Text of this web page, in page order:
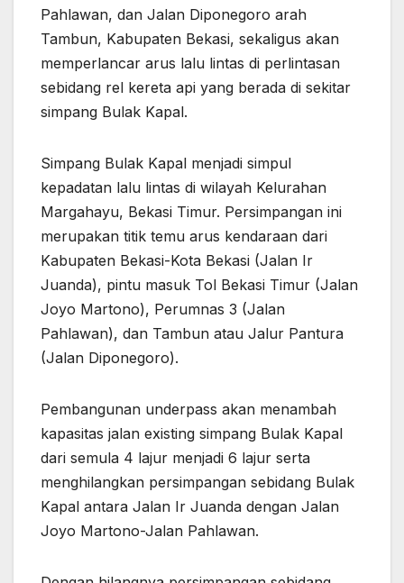
Pahlawan, dan Jalan Diponegoro arah
Tambun, Kabupaten Bekasi, sekaligus akan
memperlancar arus lalu lintas di perlintasan
sebidang rel kereta api yang berada di sekitar
simpang Bulak Kapal.
Simpang Bulak Kapal menjadi simpul
kepadatan lalu lintas di wilayah Kelurahan
Margahayu, Bekasi Timur. Persimpangan ini
merupakan titik temu arus kendaraan dari
Kabupaten Bekasi-Kota Bekasi (Jalan Ir
Juanda), pintu masuk Tol Bekasi Timur (Jalan
Joyo Martono), Perumnas 3 (Jalan
Pahlawan), dan Tambun atau Jalur Pantura
(Jalan Diponegoro).
Pembangunan underpass akan menambah
kapasitas jalan existing simpang Bulak Kapal
dari semula 4 lajur menjadi 6 lajur serta
menghilangkan persimpangan sebidang Bulak
Kapal antara Jalan Ir Juanda dengan Jalan
Joyo Martono-Jalan Pahlawan.